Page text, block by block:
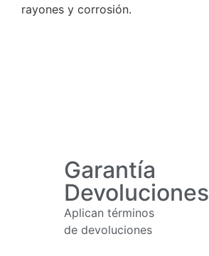
rayones y corrosión.
Garantía
Devoluciones
Aplican términos
de devoluciones